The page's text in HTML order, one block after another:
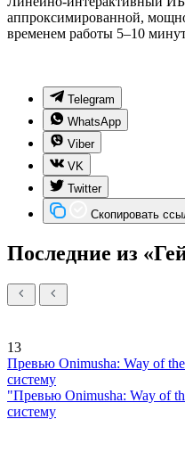
аппроксимированной,
временем работы 5–10
Telegram
WhatsApp
Viber
VK
Twitter
Скопировать
Последние из
13
Превью Onimusha: Way of
систему
"Превью Onimusha: Way of
систему